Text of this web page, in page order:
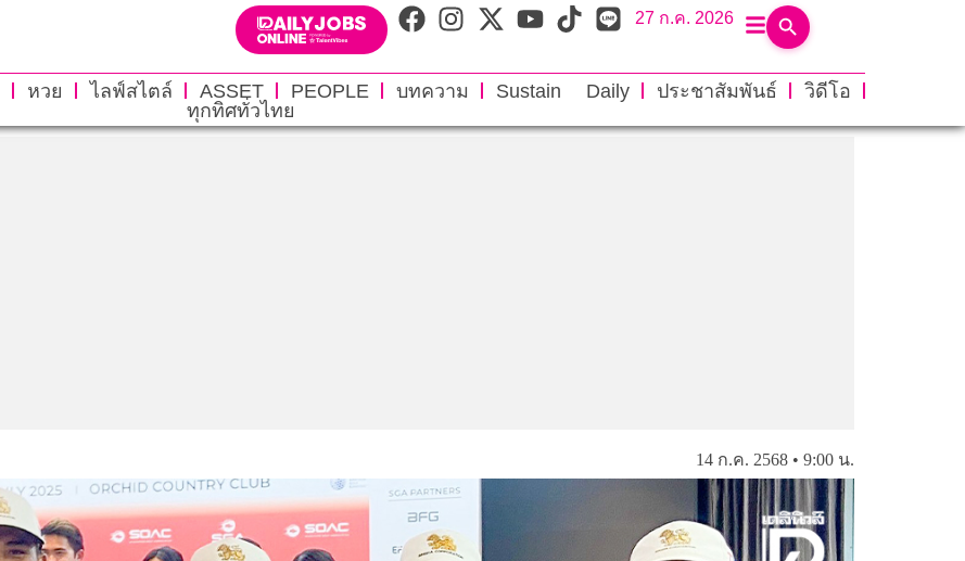
27 ก.ค. 2026
หวย ไลฟ์สไตล์ ASSET PEOPLE บทความ Sustain Daily ประชาสัมพันธ์
วิดีโอ
ทุกทิศทั่วไทย
14 ก.ค. 2568 • 9:00 น.